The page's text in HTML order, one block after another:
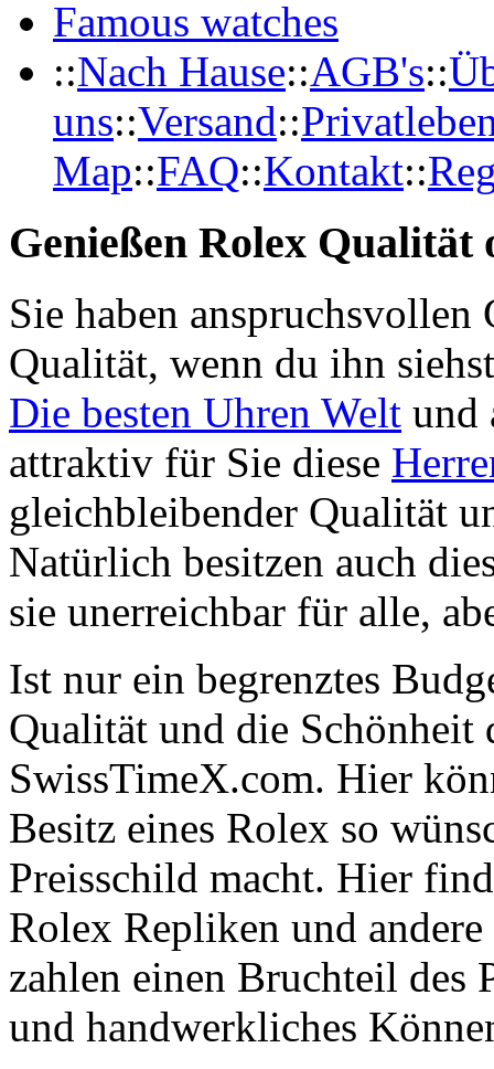
Famous watches
::Nach Hause::AGB's::
uns::Versand::
Map::FAQ::Kontakt::
Genießen Rolex Qualität
Sie haben anspruchsvollen
Qualität, wenn du ihn
Die besten Uhren Welt und
attraktiv für Sie diese
gleichbleibender Qualität
Natürlich besitzen auch
sie unerreichbar für alle,
Ist nur ein begrenztes
Qualität und die Schönheit
SwissTimeX.com. Hier
Besitz eines Rolex so
Preisschild macht. Hier
Rolex Repliken und andere
zahlen einen Bruchteil des
und handwerkliches